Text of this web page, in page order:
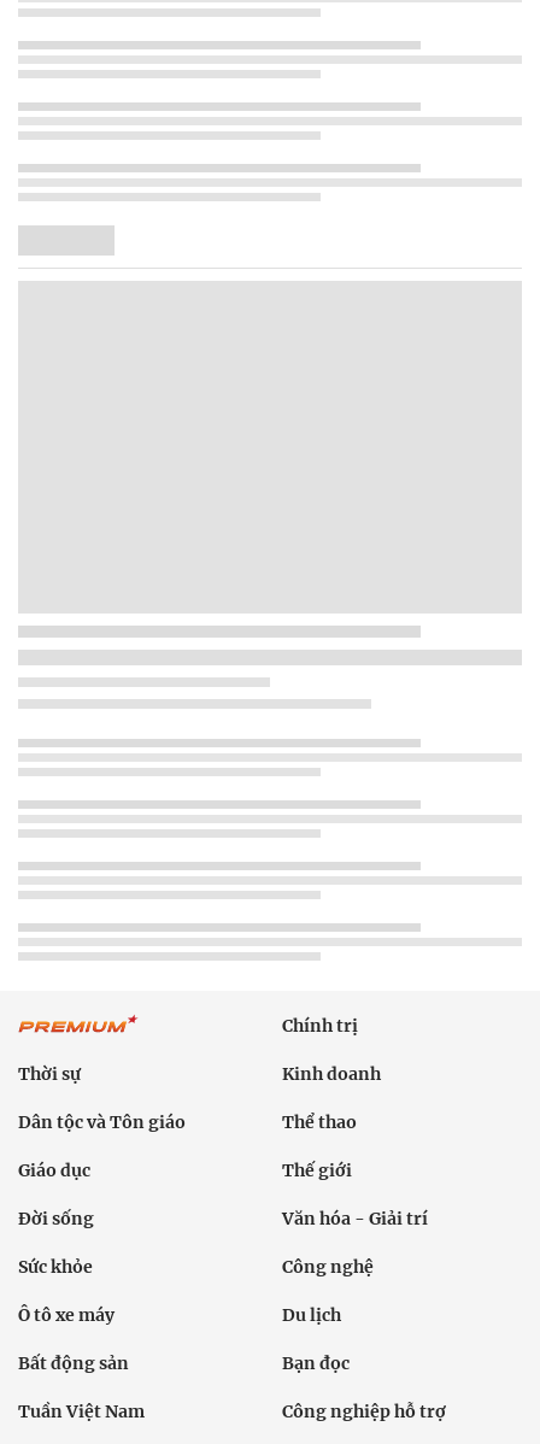
Chính trị
Thời sự Kinh doanh
Dân tộc và Tôn giáo Thể thao
Giáo dục Thế giới
Đời sống Văn hóa - Giải trí
Sức khỏe Công nghệ
Ô tô xe máy Du lịch
Bất động sản Bạn đọc
Tuần Việt Nam Công nghiệp hỗ trợ